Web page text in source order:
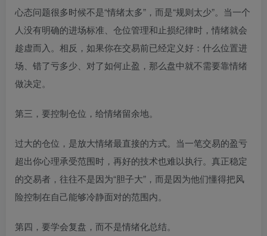
心态问题很多时候不是“情绪太多”，而是“规则太少”。当一个
人没有明确的进场标准、仓位管理和止损纪律时，情绪就会
趁虚而入。相反，如果你在交易前已经定义好：什么位置进
场、错了亏多少、对了如何止盈，那么盘中就不需要靠情绪
做决定。
第三，要控制仓位，给情绪留余地。
过大的仓位，是放大情绪最直接的方式。当一笔交易的盈亏
超出你心理承受范围时，再好的技术也难以执行。真正稳定
的交易者，往往不是因为“胆子大”，而是因为他们懂得把风
险控制在自己能够冷静面对的范围内。
第四，要学会复盘，而不是情绪化总结。